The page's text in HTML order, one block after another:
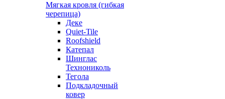
Мягкая кровля (гибкая
черепица)
Деке
Quiet-Tile
Roofshield
Катепал
Шинглас
Технониколь
Тегола
Подкладочный
ковер